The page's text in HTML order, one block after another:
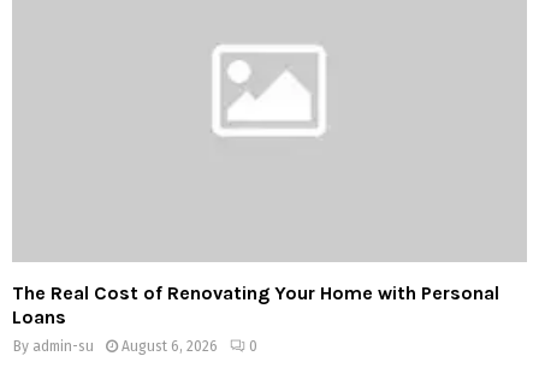
The Real Cost of Renovating Your Home with Personal
Loans
By admin-su August 6, 2026 0